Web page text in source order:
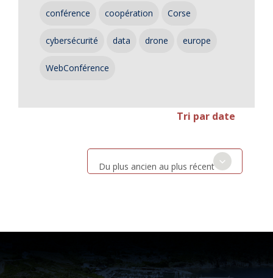
conférence coopération Corse
cybersécurité data drone europe
WebConférence
Tri par date
Du plus ancien au plus récent